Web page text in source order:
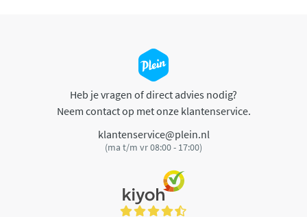
Heb je vragen of direct advies nodig?
Neem contact op met onze klantenservice.
klantenservice@plein.nl
(ma t/m vr 08:00 - 17:00)